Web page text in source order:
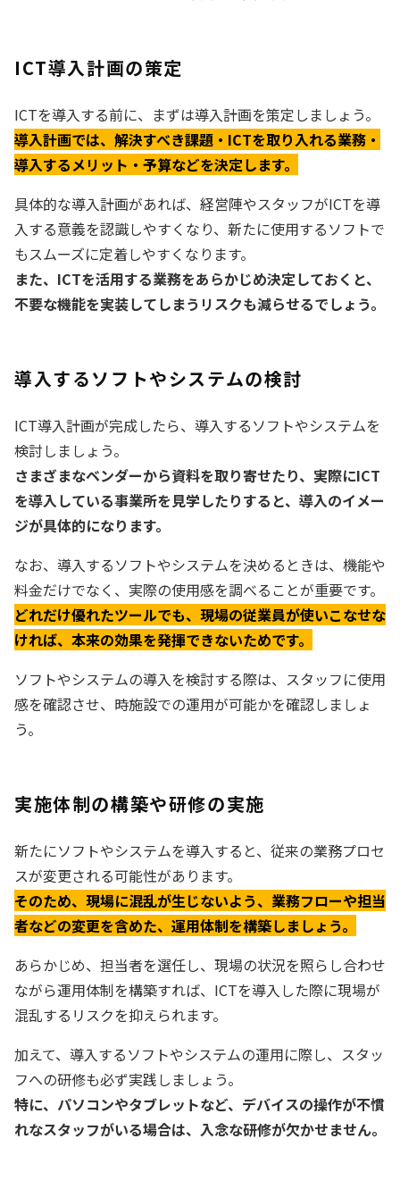
ICT導入計画の策定
ICTを導入する前に、まずは導入計画を策定しましょう。
導入計画では、解決すべき課題・ICTを取り入れる業務・
導入するメリット・予算などを決定します。
具体的な導入計画があれば、経営陣やスタッフがICTを導
入する意義を認識しやすくなり、新たに使用するソフトで
もスムーズに定着しやすくなります。
また、ICTを活用する業務をあらかじめ決定しておくと、
不要な機能を実装してしまうリスクも減らせるでしょう。
導入するソフトやシステムの検討
ICT導入計画が完成したら、導入するソフトやシステムを
検討しましょう。
さまざまなベンダーから資料を取り寄せたり、実際にICT
を導入している事業所を見学したりすると、導入のイメー
ジが具体的になります。
なお、導入するソフトやシステムを決めるときは、機能や
料金だけでなく、実際の使用感を調べることが重要です。
どれだけ優れたツールでも、現場の従業員が使いこなせな
ければ、本来の効果を発揮できないためです。
ソフトやシステムの導入を検討する際は、スタッフに使用
感を確認させ、時施設での運用が可能かを確認しましょ
う。
実施体制の構築や研修の実施
新たにソフトやシステムを導入すると、従来の業務プロセ
スが変更される可能性があります。
そのため、現場に混乱が生じないよう、業務フローや担当
者などの変更を含めた、運用体制を構築しましょう。
あらかじめ、担当者を選任し、現場の状況を照らし合わせ
ながら運用体制を構築すれば、ICTを導入した際に現場が
混乱するリスクを抑えられます。
加えて、導入するソフトやシステムの運用に際し、スタッ
フへの研修も必ず実践しましょう。
特に、パソコンやタブレットなど、デバイスの操作が不慣
れなスタッフがいる場合は、入念な研修が欠かせません。